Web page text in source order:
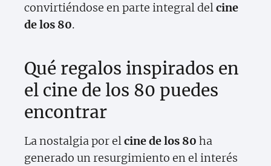
convirtiéndose en parte integral delcine
de los 80.
Qué regalos inspirados en
el cine de los 80 puedes
encontrar
La nostalgia por elcine de los 80 ha
generado un resurgimiento en el interés